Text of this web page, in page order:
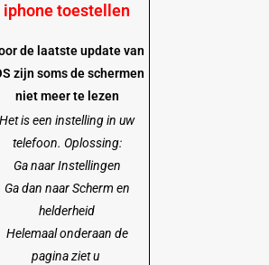
iphone toestellen
de laatste update van
zijn soms de schermen
niet meer te lezen
Het is een instelling in uw
telefoon. Oplossing:
Ga naar Instellingen
Ga dan naar Scherm en
helderheid
Helemaal onderaan de
pagina ziet u